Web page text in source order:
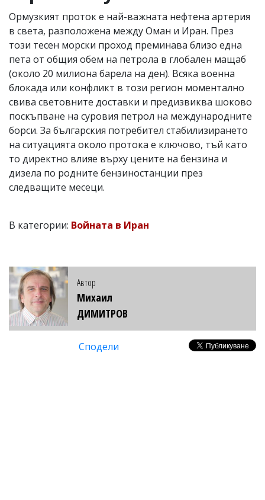
Ормузкият проток е най-важната нефтена артерия
в света, разположена между Оман и Иран. През
този тесен морски проход преминава близо една
пета от общия обем на петрола в глобален мащаб
(около 20 милиона барела на ден). Всяка военна
блокада или конфликт в този регион моментално
свива световните доставки и предизвиква шоково
поскъпване на суровия петрол на международните
борси. За българския потребител стабилизирането
на ситуацията около протока е ключово, тъй като
то директно влияе върху цените на бензина и
дизела по родните бензиностанции през
следващите месеци.
В категории: Войната в Иран
Автор
Михаил
ДИМИТРОВ
Сподели